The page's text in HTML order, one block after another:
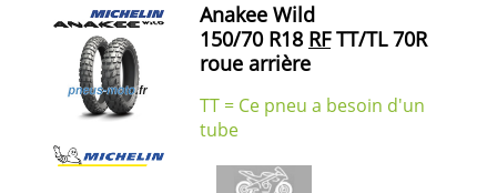
Anakee Wild
150/70 R18 RFTT/TL 70R
roue arrière
TT = Ce pneu a besoin d'un
tube